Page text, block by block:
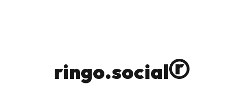
ringo.social